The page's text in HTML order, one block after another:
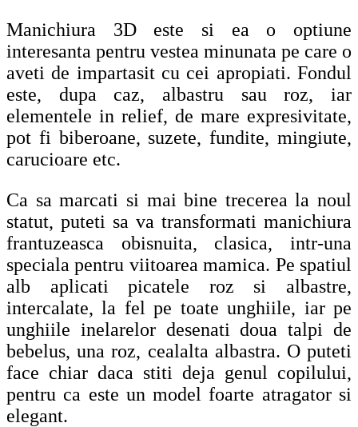
Manichiura 3D este si ea o optiune
interesanta pentru vestea minunata pe care o
aveti de impartasit cu cei apropiati. Fondul
este, dupa caz, albastru sau roz, iar
elementele in relief, de mare expresivitate,
pot fi biberoane, suzete, fundite, mingiute,
carucioare etc.
Ca sa marcati si mai bine trecerea la noul
statut, puteti sa va transformati manichiura
frantuzeasca obisnuita, clasica, intr-una
speciala pentru viitoarea mamica. Pe spatiul
alb aplicati picatele roz si albastre,
intercalate, la fel pe toate unghiile, iar pe
unghiile inelarelor desenati doua talpi de
bebelus, una roz, cealalta albastra. O puteti
face chiar daca stiti deja genul copilului,
pentru ca este un model foarte atragator si
elegant.